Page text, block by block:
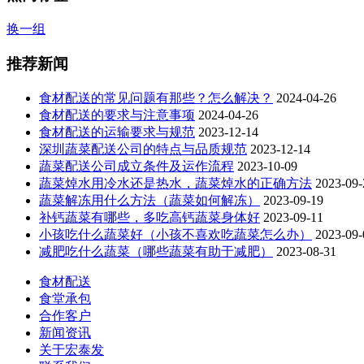
换一组
推荐新闻
食材配送的常见问题有那些？怎么解决？ 2024-04-26
食材配送的要求与注意事项 2024-04-26
食材配送的运输要求与规范 2023-12-14
深圳蔬菜配送公司的特点与品质规范 2023-12-14
蔬菜配送公司成立条件及运作流程 2023-10-09
蔬菜焯水用冷水还是热水，蔬菜焯水的正确方法 2023-
蔬菜解冻用什么方法（蔬菜如何解冻）
2023-09-19
补钙蔬菜有哪些，多吃高钙蔬菜身体好 2023-09-11
小孩吃什么蔬菜好（小孩不喜欢吃蔬菜怎么办）
2023-
减肥吃什么蔬菜（哪些蔬菜有助于减肥）
2023-08-31
食材配送
食堂承包
合作客户
新闻资讯
关于宏泰发